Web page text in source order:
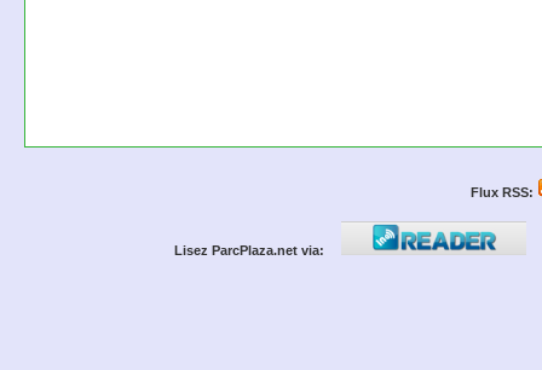
Flux RSS:
Lisez ParcPlaza.net via: